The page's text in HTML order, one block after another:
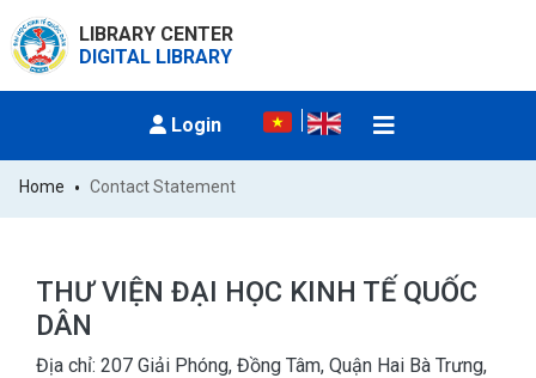
LIBRARY CENTER
DIGITAL LIBRARY
Login
Home Contact Statement
THƯ VIỆN ĐẠI HỌC KINH TẾ QUỐC
DÂN
Địa chỉ: 207 Giải Phóng, Đồng Tâm, Quận Hai Bà Trưng,